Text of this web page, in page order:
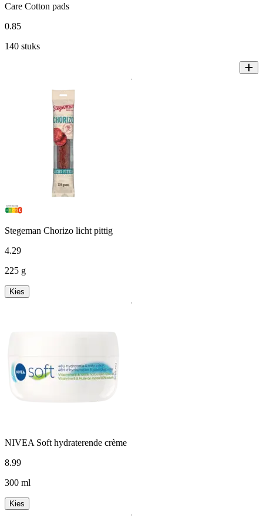
Care Cotton pads
0.85
140 stuks
Stegeman Chorizo licht pittig
4.29
225 g
Kies
NIVEA Soft hydraterende crème
8.99
300 ml
Kies